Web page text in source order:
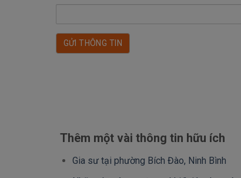
Thêm một vài thông tin hữu ích
Gia sư tại phường Bích Đào, Ninh Bình